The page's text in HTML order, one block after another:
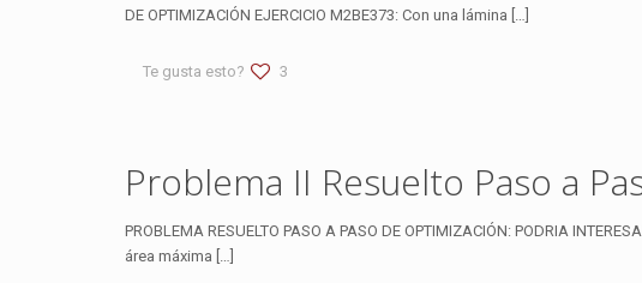
DE OPTIMIZACIÓN EJERCICIO M2BE373: Con una lámina […]
Te gusta esto? 3
Problema II Resuelto Paso a
PROBLEMA RESUELTO PASO A PASO DE OPTIMIZACIÓN: PODRIA
área máxima […]